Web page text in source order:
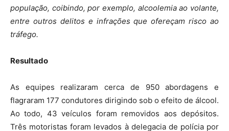
população, coibindo, por exemplo, alcoolemia ao volante,
entre outros delitos e infrações que ofereçam risco ao
tráfego.
Resultado
As equipes realizaram cerca de 950 abordagens e
flagraram 177 condutores dirigindo sob o efeito de álcool.
Ao todo, 43 veículos foram removidos aos depósitos.
Três motoristas foram levados à delegacia de polícia por